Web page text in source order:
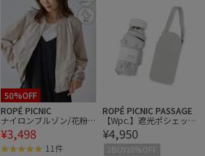
50%OFF
ROPÉ PICNIC
ナイロンブルゾン/花粉
ガード・撥水
¥3,498
11件
ROPÉ PICNIC PASSAGE
【Wpc.】遮光ポシェット
タイニー折りたたみ日
傘/晴雨兼用・UVカット
¥4,950
2BUY10%OFF